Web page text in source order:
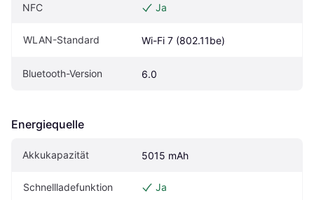
NFC Ja
WLAN-Standard Wi-Fi 7 (802.11be)
Bluetooth-Version 6.0
Energiequelle
Akkukapazität 5015 mAh
Schnellladefunktion Ja